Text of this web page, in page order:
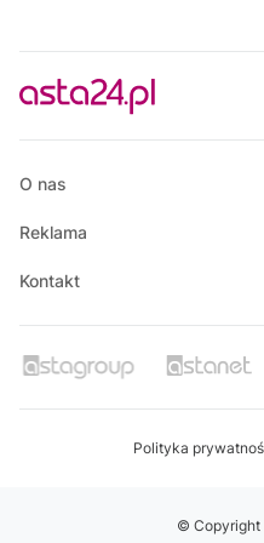
16:30
Raport PCT
16:40
O nas
Reklama
Kontakt
Polityka
© Copyright